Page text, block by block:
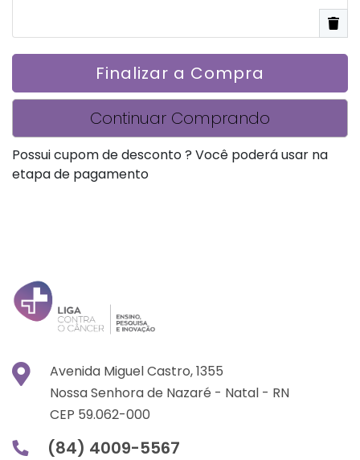
Finalizar a Compra
Continuar Comprando
Possui cupom de desconto ? Você poderá usar na
etapa de pagamento
Avenida Miguel Castro, 1355
Nossa Senhora de Nazaré - Natal - RN
CEP 59.062-000
(84) 4009-5567